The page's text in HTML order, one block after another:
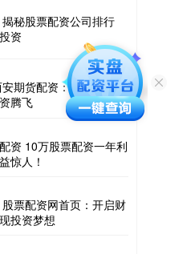
秘股票配资公司排行
资
期货配资：解锁财富新
腾飞
资 10万股票配资一年利
惊人！
票配资网首页：开启财
投资梦想